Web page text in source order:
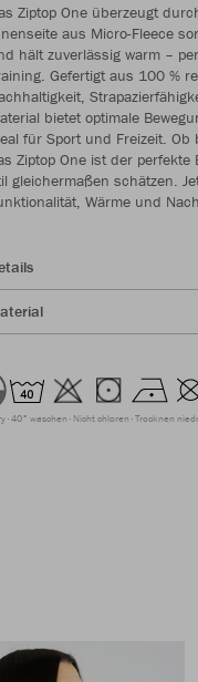
Ziptop One überzeugt
aus Micro-Fleece
hält zuverlässig warm –
Gefertigt aus 100 %
bietet optimale
für Sport und Freizeit.
Ziptop One ist der
gleichermaßen schätzen.
Wärme und
40° waschen Nicht chloren Trocknen